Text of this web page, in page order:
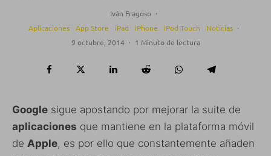
Iván Fragoso ·
Aplicaciones
App Store iPad iPhone iPod Touch Noticias ·
9 octubre, 2014 · 1 Minuto de lectura
Google sigue apostando por mejorar la suite de
aplicaciones que mantiene en la plataforma móvil
de Apple, es por ello que constantemente añaden